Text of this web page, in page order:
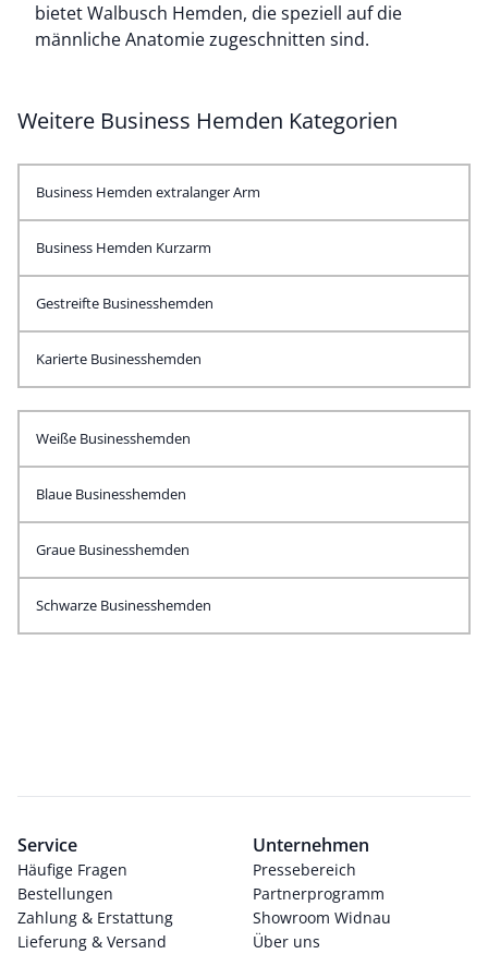
bietet Walbusch Hemden, die speziell auf die
männliche Anatomie zugeschnitten sind.
Weitere Business Hemden Kategorien
Business Hemden extralanger Arm
Business Hemden Kurzarm
Gestreifte Businesshemden
Karierte Businesshemden
Weiße Businesshemden
Blaue Businesshemden
Graue Businesshemden
Schwarze Businesshemden
Service
Häufige Fragen
Bestellungen
Zahlung & Erstattung
Lieferung & Versand
Unternehmen
Pressebereich
Partnerprogramm
Showroom Widnau
Über uns